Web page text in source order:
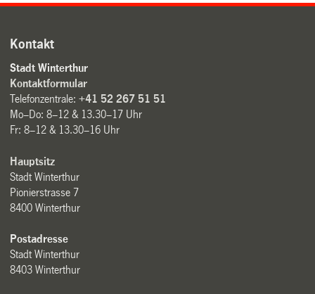
Kontakt
Stadt Winterthur
Kontaktformular
Telefonzentrale:+41 52 267 51 51
Mo–Do: 8–12 & 13.30–17 Uhr
Fr: 8–12 & 13.30–16 Uhr
Hauptsitz
Stadt Winterthur
Pionierstrasse 7
8400 Winterthur
Postadresse
Stadt Winterthur
8403 Winterthur